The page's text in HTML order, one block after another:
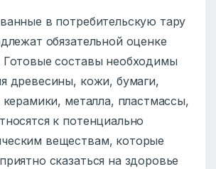
в потребительскую тару
обязательной оценке
Готовые составы необходимы
древесины, кожи, бумаги,
керамики, металла, пластмассы,
к потенциально
веществам, которые
сказаться на здоровье